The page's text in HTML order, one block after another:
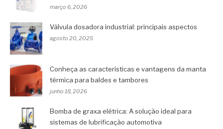
março 6, 2026
Válvula dosadora industrial: principais aspectos
agosto 20, 2025
Conheça as características e vantagens da manta
térmica para baldes e tambores
junho 18, 2026
Bomba de graxa elétrica: A solução ideal para
sistemas de lubrificação automotiva